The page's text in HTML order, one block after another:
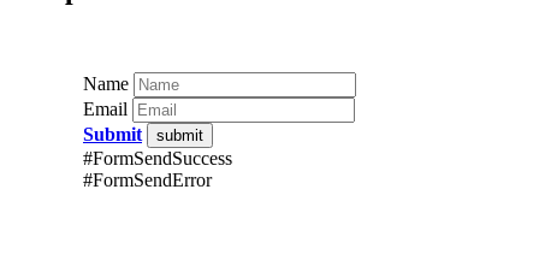
Name
Email
Submit
#FormSendSuccess
#FormSendError